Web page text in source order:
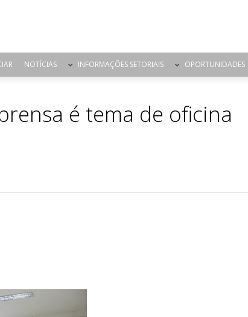
NOTÍCIAS INFORMAÇÕES SETORIAIS OPORTUNIDADES
é tema de oficina